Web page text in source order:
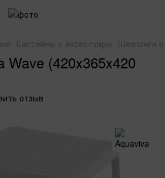
Бассейны и аксессуары Шезлонги
Wave (420х365х420
отзыв